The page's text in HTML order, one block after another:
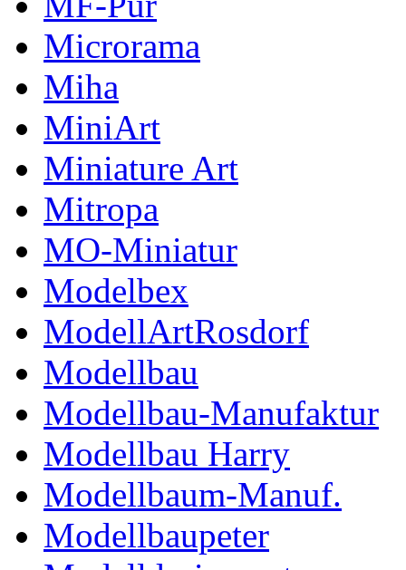
Microrama
Miha
MiniArt
Miniature Art
Mitropa
MO-Miniatur
Modelbex
ModellArtRosdorf
Modellbau
Modellbau-Manufaktur
Modellbau Harry
Modellbaum-Manuf.
Modellbaupeter